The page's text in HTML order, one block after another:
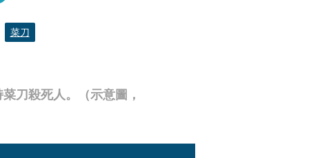
刀殺死人。（示意圖，
菜刀